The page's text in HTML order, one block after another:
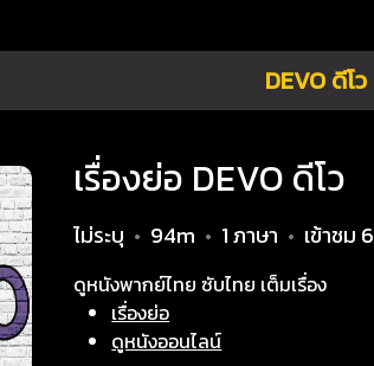
DEVO ดีโว
เรื่องย่อ DEVO ดีโว
ไม่ระบุ • 94m • 1 ภาษา • เข้าชม 6
ดูหนังพากย์ไทย ซับไทย เต็มเรื่อง
เรื่องย่อ
ดูหนังออนไลน์